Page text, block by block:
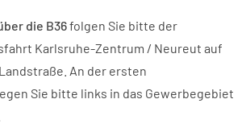
die B36folgen Sie bitte der
Karlsruhe-Zentrum / Neureut auf
An der ersten
Sie bitte links in das Gewerbegebiet